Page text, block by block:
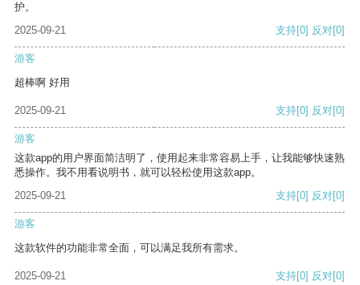
护。
2025-09-21
支持[0] 反对[0]
游客
超棒啊 好用
2025-09-21 支持[0] 反对[0]
游客
这款app的用户界面简洁明了，使用起来非常容易上手，让我能够快速熟
悉操作。我不用看说明书，就可以轻松使用这款app。
2025-09-21
支持[0] 反对[0]
游客
这款软件的功能非常全面，可以满足我所有需求。
2025-09-21 支持[0] 反对[0]